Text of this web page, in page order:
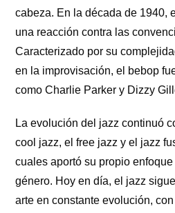
cabeza. En la década de 1940,
una reacción contra las
Caracterizado por su
en la improvisación, el bebop
como Charlie Parker y Dizzy
La evolución del jazz continuó
cool jazz, el free jazz y el jazz
cuales aportó su propio
género. Hoy en día, el jazz
arte en constante evolución,